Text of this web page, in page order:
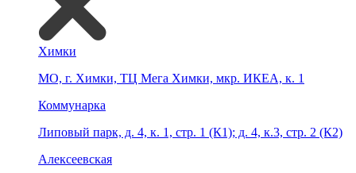
Химки
МО, г. Химки, ТЦ Мега Химки, мкр. ИКЕА, к. 1
Коммунарка
Липовый парк, д. 4, к. 1, стр. 1 (К1); д. 4, к.3, стр. 2 (К2)
Алексеевская